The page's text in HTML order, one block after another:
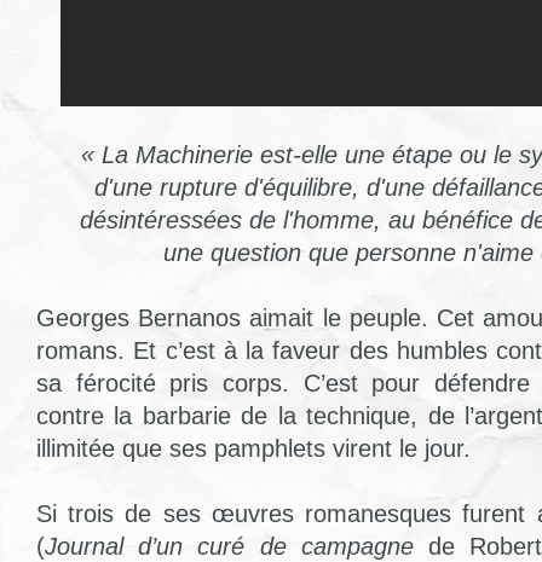
« La Machinerie est-elle une étape ou le
d'une rupture d'équilibre, d'une
désintéressées de l'homme, au bénéfice
une question que personne
Georges Bernanos aimait le peuple. Cet
romans. Et c’est à la faveur des humbles
sa férocité pris corps. C’est pour
contre la barbarie de la technique, de
illimitée que ses pamphlets virent le jour.
Si trois de ses œuvres romanesques furent
(Journal d’un curé de campagnede